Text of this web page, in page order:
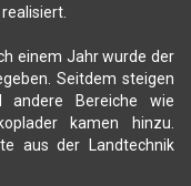
einem Jahr wurde der
Seitdem steigen
andere Bereiche wie
kamen hinzu.
aus der Landtechnik